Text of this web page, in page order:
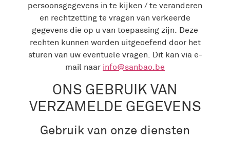
persoonsgegevens in te kijken / te veranderen
en rechtzetting te vragen van verkeerde
gegevens die op u van toepassing zijn. Deze
rechten kunnen worden uitgeoefend door het
sturen van uw eventuele vragen. Dit kan via e-
mail naar info@sanbao.be
ONS GEBRUIK VAN
VERZAMELDE GEGEVENS
Gebruik van onze diensten